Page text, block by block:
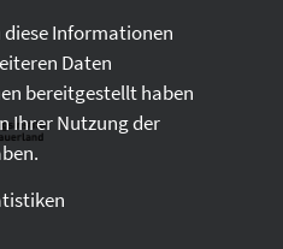
Informationen
Daten
bereitgestellt haben
Ihrer Nutzung der